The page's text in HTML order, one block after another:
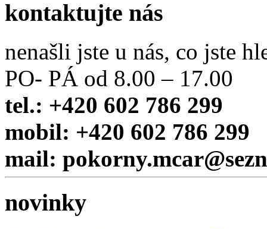
kontaktujte nás
nenašli jste u nás, co jste
PO- PÁ od 8.00 – 17.00
tel.: +420 602 786 299
mobil: +420 602 786 299
mail:
novinky